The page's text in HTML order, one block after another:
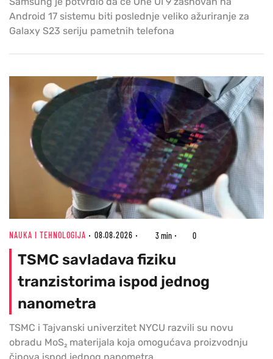
Android 17 sistemu biti poslednje veliko ažuriranje za
Galaxy S23 seriju pametnih telefona
NAUKA I TEHNOLOGIJA 08.08.2026 3 min 0
TSMC savladava fiziku
tranzistorima ispod jednog
nanometra
TSMC i Tajvanski univerzitet NYCU razvili su novu
obradu MoS₂ materijala koja omogućava proizvodnju